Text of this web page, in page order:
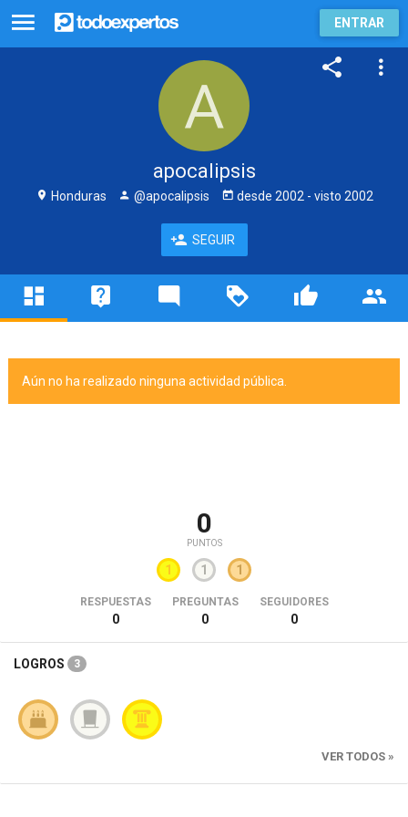
ENTRAR
apocalipsis
Honduras @apocalipsis desde 2002 - visto 2002
SEGUIR
Aún no ha realizado ninguna actividad pública.
0
PUNTOS
1 1 1
RESPUESTAS
0
PREGUNTAS
0
SEGUIDORES
0
LOGROS 3
VER TODOS »